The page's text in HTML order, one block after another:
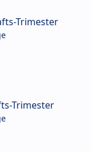
Trimester
Trimester